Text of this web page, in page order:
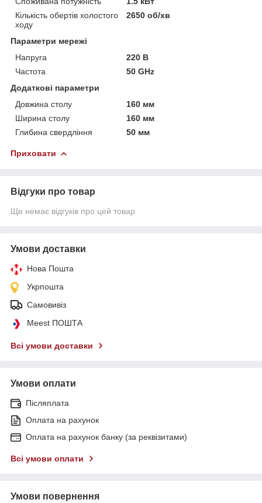
Кількість обертів холостого
ходу
2650 об/хв
Параметри мережі
Напруга
220 В
Частота
50 GHz
Додаткові параметри
Довжина столу
160 мм
Ширина столу
160 мм
Глибина свердління
50 мм
Приховати
Відгуки про товар
Ще немає відгуків про цей товар
Умови доставки
Нова Пошта
Укрпошта
Самовивіз
Meest ПОШТА
Всі умови доставки
Умови оплати
Післяплата
Оплата на рахунок
Оплата на рахунок банку (за реквізитами)
Всі умови оплати
Умови повернення